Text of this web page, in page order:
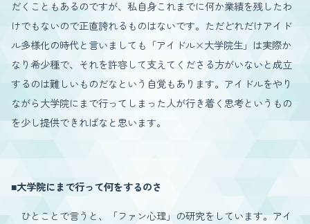
だくこともあるのですが、私自身これまでに何か業績を残したわ
けでもないので正直誇れるものはないです。ただどれだけアイド
ル多様化の時代と言いましても「アイドル×大学院生」は実際か
なり希少種で、それを許容して支えてくださる方がいないと成立
するのは難しいものだなという自覚もあります。アイドルをやり
ながら大学院にまで行ってしまった人が行き着く思考というもの
を少し提供できればなと思います。
■大学院にまで行って何をするのさ
ひとことで言うと、「ファン心理」の研究をしています。アイ